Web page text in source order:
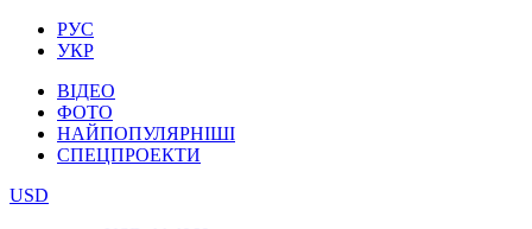
РУС
УКР
ВІДЕО
ФОТО
НАЙПОПУЛЯРНІШІ
СПЕЦПРОЕКТИ
USD